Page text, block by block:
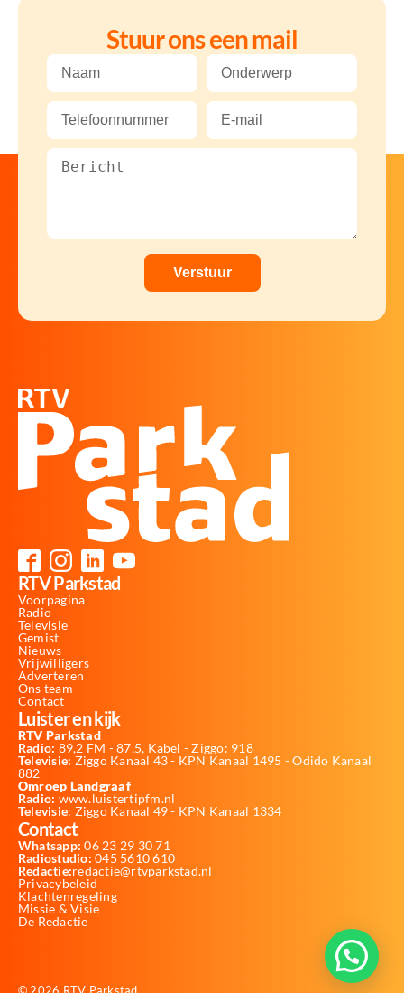
Stuur ons een mail
RTV Parkstad
Voorpagina
Radio
Televisie
Gemist
Nieuws
Vrijwilligers
Adverteren
Ons team
Contact
Luister en kijk
RTV Parkstad
Radio: 89,2 FM - 87,5, Kabel - Ziggo: 918
Televisie: Ziggo Kanaal 43 - KPN Kanaal 1495 - Odido Kanaal
882
Omroep Landgraaf
Radio: www.luistertipfm.nl
Televisie: Ziggo Kanaal 49 - KPN Kanaal 1334
Contact
Whatsapp: 06 23 29 30 71
Radiostudio: 045 5610 610
Redactie:redactie@rtvparkstad.nl
Privacybeleid
Klachtenregeling
Missie & Visie
De Redactie